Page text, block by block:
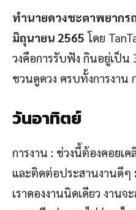
ทำนายดวงชะตาพยาก
มิถุนายน 2565 โดย
วงคือการรับฟัง กินอยู่เป็น
ชวนดูดวง ครบทั้งการงาน
วันอาทิตย์
การงาน : ช่วงนี้ต้องคอยเค
และติดต่อประสานงานดีๆ
เราดองงานนิดเดียว งาน